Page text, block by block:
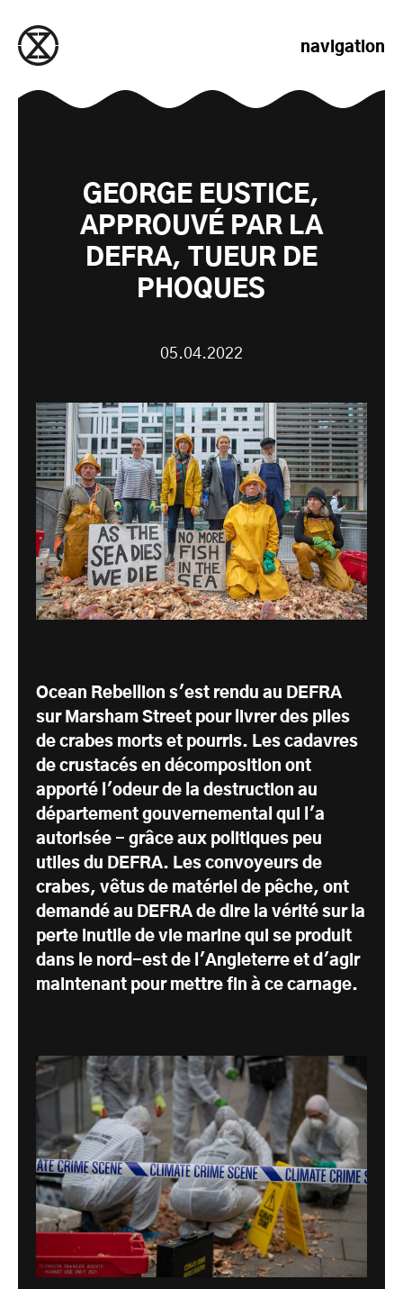
navigation
GEORGE EUSTICE,
APPROUVÉ PAR LA
DEFRA, TUEUR DE
PHOQUES
05.04.2022
Ocean Rebellion s'est rendu au DEFRA
sur Marsham Street pour livrer des piles
de crabes morts et pourris. Les cadavres
de crustacés en décomposition ont
apporté l'odeur de la destruction au
département gouvernemental qui l'a
autorisée - grâce aux politiques peu
utiles du DEFRA. Les convoyeurs de
crabes, vêtus de matériel de pêche, ont
demandé au DEFRA de dire la vérité sur la
perte inutile de vie marine qui se produit
dans le nord-est de l'Angleterre et d'agir
maintenant pour mettre fin à ce carnage.